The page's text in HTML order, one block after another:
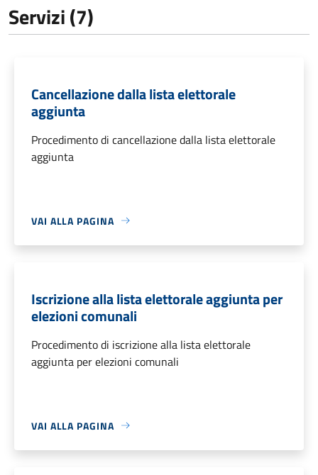
Servizi (7)
Cancellazione dalla lista elettorale
aggiunta
Procedimento di cancellazione dalla lista elettorale
aggiunta
VAI ALLA PAGINA
Iscrizione alla lista elettorale aggiunta per
elezioni comunali
Procedimento di iscrizione alla lista elettorale
aggiunta per elezioni comunali
VAI ALLA PAGINA